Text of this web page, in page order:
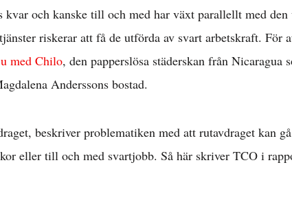
kvar och kanske till och med har växt parallellt med
riskerar att få de utförda av svart arbetskraft. För
med Chilo, den papperslösa städerskan från Nicaragua
Anderssons bostad.
beskriver problematiken med att rutavdraget kan
eller till och med svartjobb. Så här skriver TCO i